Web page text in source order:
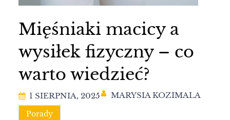
Mięśniaki macicy a
wysiłek fizyczny – co
warto wiedzieć?
1 SIERPNIA, 2025 MARYSIA KOZIMALA
Porady